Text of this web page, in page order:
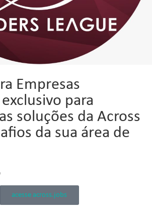
Empresas
para
soluções da Across
da sua área de
acesse across.jobs